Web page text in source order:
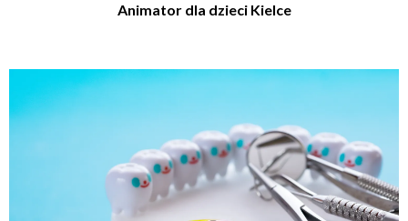
Animator dla dzieci Kielce